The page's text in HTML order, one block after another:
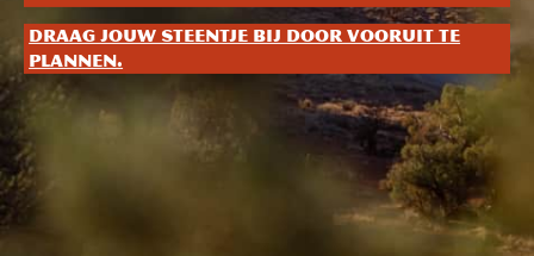
Draag jouw steentje bij door vooruit te
plannen.